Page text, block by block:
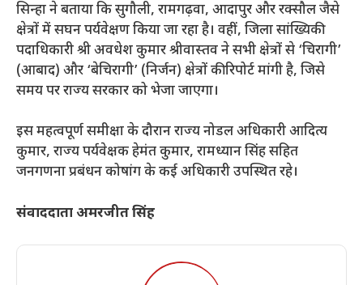
सिन्हा ने बताया कि सुगौली, रामगढ़वा, आदापुर और रक्सौल जैसे
क्षेत्रों में सघन पर्यवेक्षण किया जा रहा है। वहीं, जिला सांख्यिकी
पदाधिकारी श्री अवधेश कुमार श्रीवास्तव ने सभी क्षेत्रों से ‘चिरागी’
(आबाद) और ‘बेचिरागी’ (निर्जन) क्षेत्रों की रिपोर्ट मांगी है, जिसे
समय पर राज्य सरकार को भेजा जाएगा।
​इस महत्वपूर्ण समीक्षा के दौरान राज्य नोडल अधिकारी आदित्य
कुमार, राज्य पर्यवेक्षक हेमंत कुमार, रामध्यान सिंह सहित
जनगणना प्रबंधन कोषांग के कई अधिकारी उपस्थित रहे।
संवाददाता अमरजीत सिंह